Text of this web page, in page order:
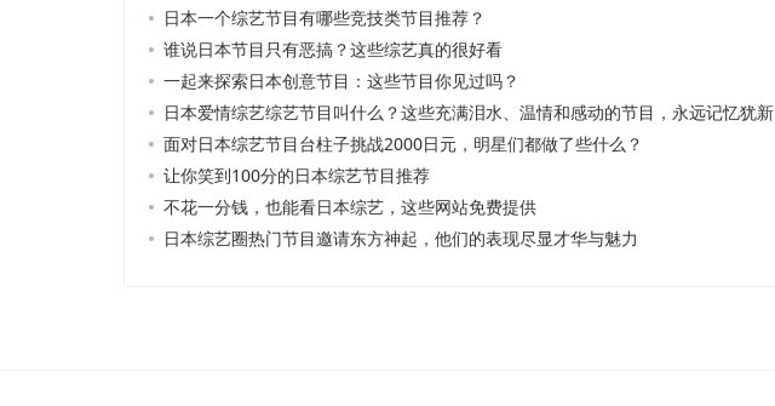
日本一个综艺节目有哪些竞技类节目推荐？
谁说日本节目只有恶搞？这些综艺真的很好看
一起来探索日本创意节目：这些节目你见过吗？
日本爱情综艺综艺节目叫什么？这些充满泪水、温情和感动的节目，永远记忆犹新
面对日本综艺节目台柱子挑战2000日元，明星们都做了些什么？
让你笑到100分的日本综艺节目推荐
不花一分钱，也能看日本综艺，这些网站免费提供
日本综艺圈热门节目邀请东方神起，他们的表现尽显才华与魅力